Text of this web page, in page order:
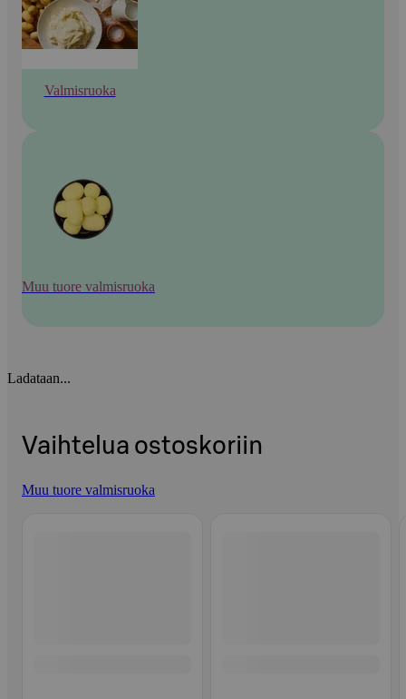
Valmisruoka
Muu tuore valmisruoka
Ladataan...
Vaihtelua ostoskoriin
Muu tuore valmisruoka